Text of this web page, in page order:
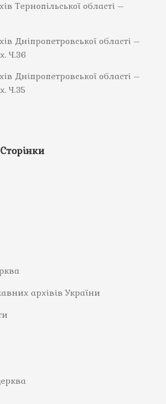
Тернопільської області –
Дніпропетровської області –
Ч.36
Дніпропетровської області –
Ч.35
Сторінки
архівів України